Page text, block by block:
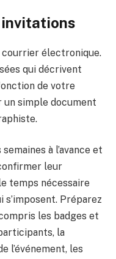
invitations
électronique.
qui décrivent
de votre
un simple document
à l’avance et
leur
temps nécessaire
Préparez
les badges et
la
l’événement, les